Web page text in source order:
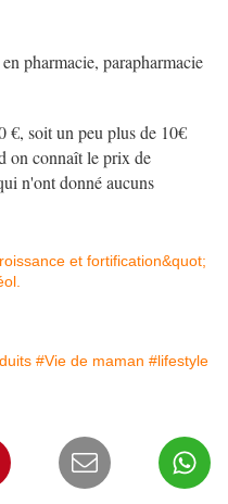
pharmacie, parapharmacie
€, soit un peu plus de 10€
on connaît le prix de
n'ont donné aucuns
#Vie de maman #lifestyle